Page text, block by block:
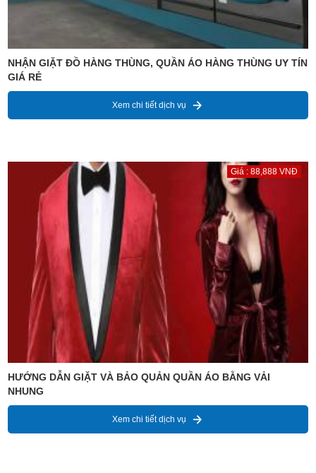
NHẬN GIẶT ĐỒ HÀNG THÙNG, QUẦN ÁO HÀNG THÙNG UY TÍN
GIÁ RẺ
Xem chi tiết dịch vụ
Giá : 88,888 VNĐ
HƯỚNG DẪN GIẶT VÀ BẢO QUẢN QUẦN ÁO BẰNG VẢI
NHUNG
Xem chi tiết dịch vụ